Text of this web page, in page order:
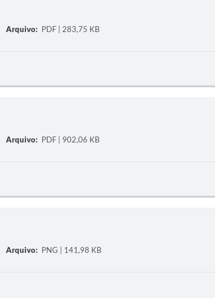
Arquivo: PDF | 283,75 KB
Arquivo: PDF | 902,06 KB
Arquivo: PNG | 141,98 KB